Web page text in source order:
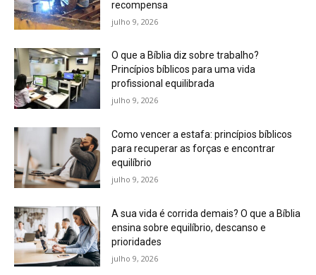
recompensa
julho 9, 2026
O que a Bíblia diz sobre trabalho?
Princípios bíblicos para uma vida
profissional equilibrada
julho 9, 2026
Como vencer a estafa: princípios bíblicos
para recuperar as forças e encontrar
equilíbrio
julho 9, 2026
A sua vida é corrida demais? O que a Bíblia
ensina sobre equilíbrio, descanso e
prioridades
julho 9, 2026